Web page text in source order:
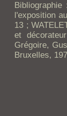
l'exposition
13 ;
et
Grégoire,
Bruxelles,